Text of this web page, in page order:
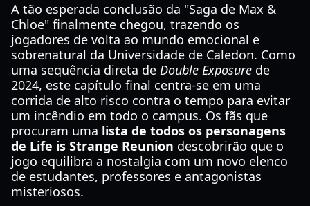
A tão esperada conclusão da "Saga de Max &
Chloe" finalmente chegou, trazendo os
jogadores de volta ao mundo emocional e
sobrenatural da Universidade de Caledon. Como
uma sequência direta de Double Exposure de
2024, este capítulo final centra-se em uma
corrida de alto risco contra o tempo para evitar
um incêndio em todo o campus. Os fãs que
procuram uma lista de todos os personagens
de Life is Strange Reunion descobrirão que o
jogo equilibra a nostalgia com um novo elenco
de estudantes, professores e antagonistas
misteriosos.